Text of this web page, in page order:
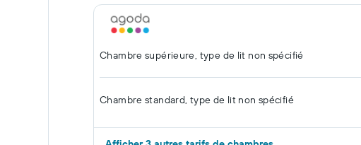
Chambre supérieure, type de lit non spécifié
Chambre standard, type de lit non spécifié